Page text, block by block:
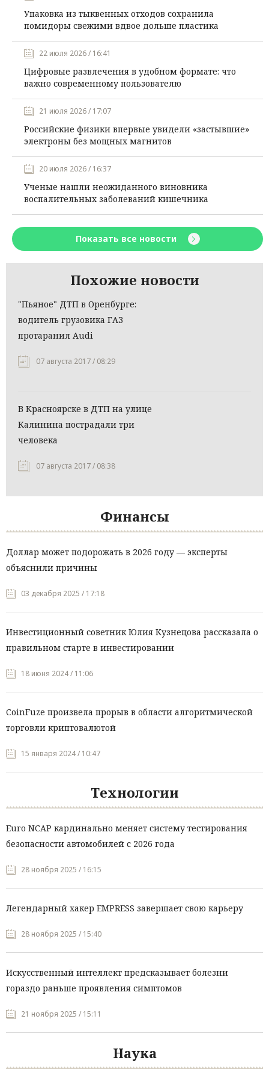
Упаковка из тыквенных отходов сохранила
помидоры свежими вдвое дольше пластика
22 июля 2026 / 16:41
Цифровые развлечения в удобном формате: что
важно современному пользователю
21 июля 2026 / 17:07
Российские физики впервые увидели «застывшие»
электроны без мощных магнитов
20 июля 2026 / 16:37
Ученые нашли неожиданного виновника
воспалительных заболеваний кишечника
Показать все новости
Похожие новости
"Пьяное" ДТП в Оренбурге:
водитель грузовика ГАЗ
протаранил Audi
07 августа 2017 / 08:29
В Красноярске в ДТП на улице
Калинина пострадали три
человека
07 августа 2017 / 08:38
Финансы
Доллар может подорожать в 2026 году — эксперты
объяснили причины
03 декабря 2025 / 17:18
Инвестиционный советник Юлия Кузнецова рассказала о
правильном старте в инвестировании
18 июня 2024 / 11:06
CoinFuze произвела прорыв в области алгоритмической
торговли криптовалютой
15 января 2024 / 10:47
Технологии
Euro NCAP кардинально меняет систему тестирования
безопасности автомобилей с 2026 года
28 ноября 2025 / 16:15
Легендарный хакер EMPRESS завершает свою карьеру
28 ноября 2025 / 15:40
Искусственный интеллект предсказывает болезни
гораздо раньше проявления симптомов
21 ноября 2025 / 15:11
Наука